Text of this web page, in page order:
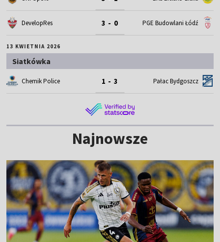
DevelopRes 3 - 0 PGE Budowlani Łódź
13 KWIETNIA 2026
Siatkówka
Chemik Police 1 - 3 Pałac Bydgoszcz
Najnowsze